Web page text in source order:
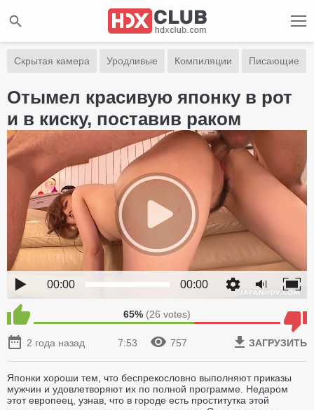
Скрытая камера Уродливые Компиляции Писающие
Отымел красивую японку в рот
и в киску, поставив раком
00:00 00:00
65% (26 votes)
2 года назад 7:53 757 ЗАГРУЗИТЬ
Японки хороши тем, что беспрекословно выполняют приказы
мужчин и удовлетворяют их по полной программе. Недаром
этот европеец, узнав, что в городе есть проститутка этой